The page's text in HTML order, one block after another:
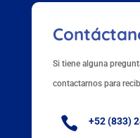
Si tiene alguna
contactarnos para
 +52 (833)